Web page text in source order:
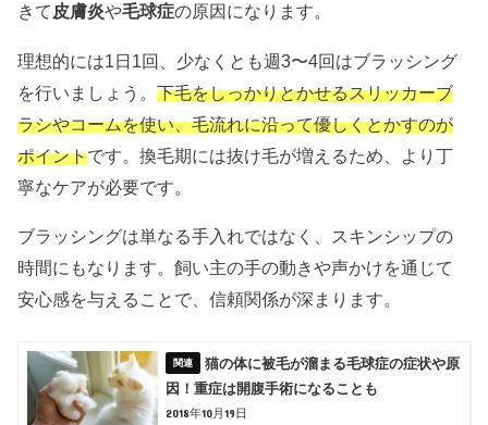
きて 皮膚炎や毛球症の原因になります。
理想的には1日1回、少なくとも週3〜4回はブラッシング
を行いましょう。下毛をしっかりとかせるスリッカーブ
ラシやコームを使い、毛流れに沿って優しくとかすのが
ポイントです。換毛期には抜け毛が増えるため、より丁
寧なケアが必要です。
ブラッシングは単なる手入れではなく、スキンシップの
時間にもなります。飼い主の手の動きや声かけを通じて
安心感を与えることで、信頼関係が深まります。
猫の体に被毛が溜まる毛球症の症状や原
因！重症は開腹手術になることも
2018年10月19日